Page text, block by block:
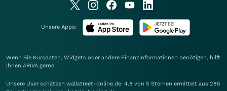
Unsere Apps:
Wenn Sie Kursdaten, Widgets oder andere Finanzinformationen benötigen, hilft
Ihnen ARIVA gerne.
Unsere User schätzen wallstreet-online.de: 4.8 von 5 Sternen ermittelt aus 285